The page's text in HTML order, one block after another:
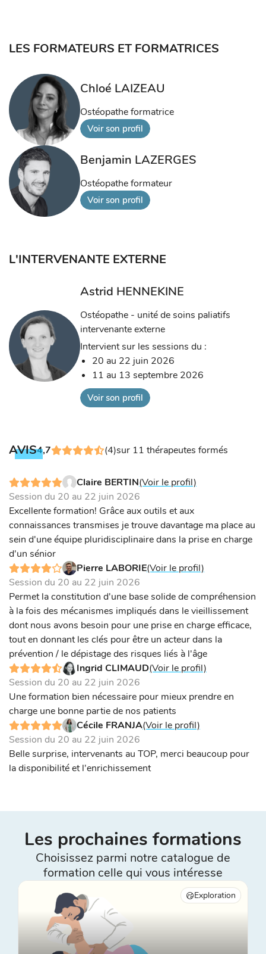
LES FORMATEURS ET FORMATRICES
Chloé LAIZEAU
Ostéopathe formatrice
Voir son profil
Benjamin LAZERGES
Ostéopathe formateur
Voir son profil
L'INTERVENANTE EXTERNE
Astrid HENNEKINE
Ostéopathe - unité de soins paliatifs
intervenante externe
Intervient sur les sessions du :
20 au 22 juin 2026
11 au 13 septembre 2026
Voir son profil
AVIS4,7 (4)sur 11 thérapeutes formés
Claire BERTIN(Voir le profil)
Session du 20 au 22 juin 2026
Excellente formation! Grâce aux outils et aux
connaissances transmises je trouve davantage ma place au
sein d'une équipe pluridisciplinaire dans la prise en charge
d'un sénior
Pierre LABORIE(Voir le profil)
Session du 20 au 22 juin 2026
Permet la constitution d'une base solide de compréhension
à la fois des mécanismes impliqués dans le vieillissement
dont nous avons besoin pour une prise en charge efficace,
tout en donnant les clés pour être un acteur dans la
prévention / le dépistage des risques liés à l'âge
Ingrid CLIMAUD(Voir le profil)
Session du 20 au 22 juin 2026
Une formation bien nécessaire pour mieux prendre en
charge une bonne partie de nos patients
Cécile FRANJA(Voir le profil)
Session du 20 au 22 juin 2026
Belle surprise, intervenants au TOP, merci beaucoup pour
la disponibilité et l'enrichissement
Les prochaines formations
Choisissez parmi notre catalogue de
formation celle qui vous intéresse
Exploration